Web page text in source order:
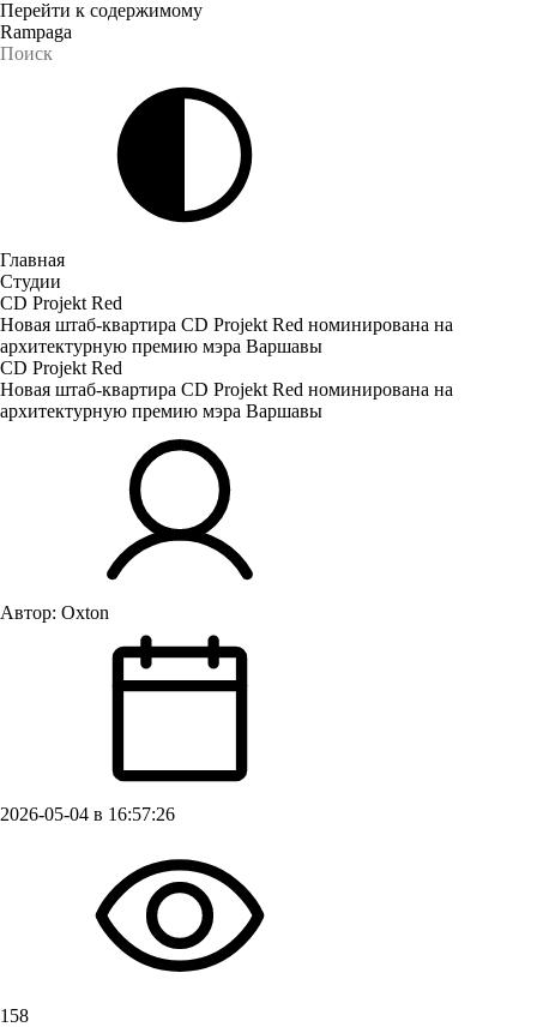
Перейти к содержимому
Rampaga
Главная
Студии
CD Projekt Red
Новая штаб-квартира CD Projekt Red номинирована на
архитектурную премию мэра Варшавы
CD Projekt Red
Новая штаб-квартира CD Projekt Red номинирована на
архитектурную премию мэра Варшавы
Автор: Oxton
2026-05-04 в 16:57:26
158